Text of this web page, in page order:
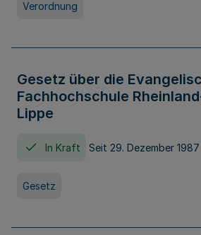
Verordnung
Gesetz über die
Fachhochschule
Lippe
In Kraft Seit 29. Dezember 1987
Gesetz